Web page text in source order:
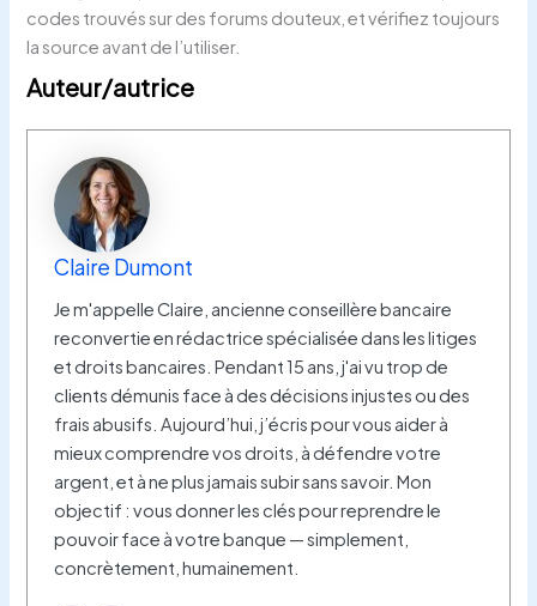
codes trouvés sur des forums douteux, et vérifiez toujours
la source avant de l’utiliser.
Auteur/autrice
Claire Dumont
Je m'appelle Claire, ancienne conseillère bancaire
reconvertie en rédactrice spécialisée dans les litiges
et droits bancaires. Pendant 15 ans, j'ai vu trop de
clients démunis face à des décisions injustes ou des
frais abusifs. Aujourd’hui, j’écris pour vous aider à
mieux comprendre vos droits, à défendre votre
argent, et à ne plus jamais subir sans savoir. Mon
objectif : vous donner les clés pour reprendre le
pouvoir face à votre banque — simplement,
concrètement, humainement.